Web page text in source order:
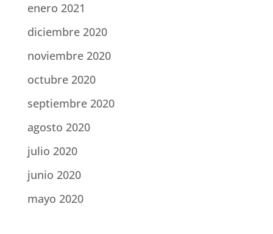
enero 2021
diciembre 2020
noviembre 2020
octubre 2020
septiembre 2020
agosto 2020
julio 2020
junio 2020
mayo 2020